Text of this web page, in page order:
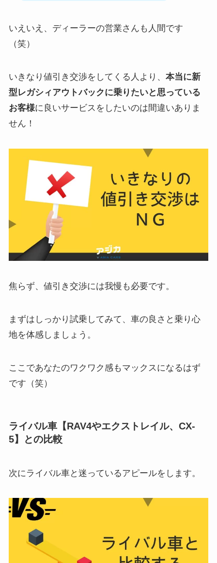
いえいえ、ディーラーの営業さんも人間です
（笑）
いきなり値引き交渉をしてくる人より、 本当に新
型レガシィアウトバックに乗りたいと思っている
お客様に良いサービスをしたいのは間違いありま
せん！
焦らず、値引き交渉には我慢も必要です。
まずはしっかり試乗してみて、車の良さと乗り心
地を体感しましょう。
ここであなたのワクワク感もマックスになるはず
です（笑）
ライバル車【RAV4やエクストレイル、CX-
5】との比較
次にライバル車と迷っているアピールをします。